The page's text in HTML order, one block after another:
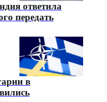
ответила
передать
в